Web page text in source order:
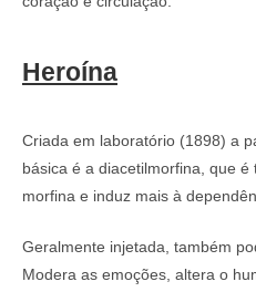
Heroína
Criada em laboratório (1898) a
básica é a diacetilmorfina, que
morfina e induz mais à
Geralmente injetada, também
Modera as emoções, altera o